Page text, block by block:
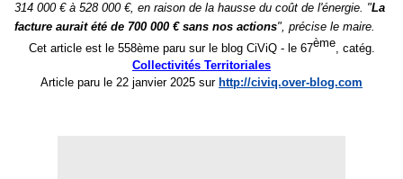
314 000 € à 528 000 €, en raison de la hausse du coût de l'énergie. "La
facture aurait été de 700 000 € sans nos actions", précise le maire.
Cet article est le 558ème paru sur le blog CiViQ - le 67ème, catég.
Collectivités Territoriales
Article paru le 22 janvier 2025 sur http://civiq.over-blog.com